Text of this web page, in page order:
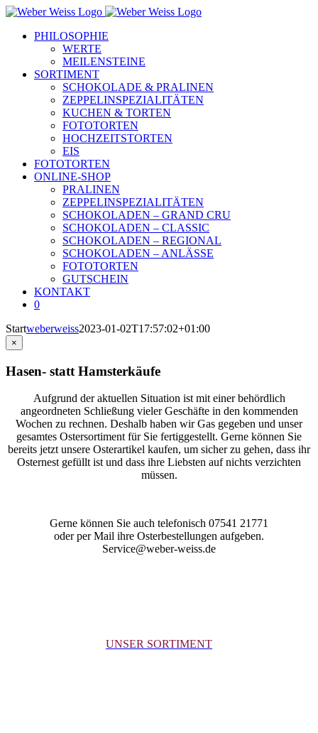
Skip
contentPHILOSOPHIE
WERTE
MEILENSTEINE
SORTIMENT
SCHOKOLADE & PRALINEN
ZEPPELINSPEZIALITÄTEN
KUCHEN & TORTEN
FOTOTORTEN
HOCHZEITSTORTEN
EIS
FOTOTORTEN
ONLINE-SHOP
PRALINEN
ZEPPELINSPEZIALITÄTEN
SCHOKOLADEN – GRAND CRU
SCHOKOLADEN – CLASSIC
SCHOKOLADEN – REGIONAL
SCHOKOLADEN – ANLÄSSE
FOTOTORTEN
GUTSCHEIN
KONTAKT
0
Startweberweiss2023-01-02T17:57:02+01:00
×
Hasen- statt Hamsterkäufe
Aufgrund der aktuellen Situation ist mit einer behördlich
angeordneten Schließung vieler Geschäfte in den kommenden
Wochen zu rechnen. Deshalb haben wir Gas gegeben und unser
gesamtes Ostersortiment für Sie fertiggestellt. Gerne können Sie
bereits jetzt unsere Osterartikel kaufen, um sicher zu gehen, dass ihr
Osternest gefüllt ist und dass ihre Liebsten auf nichts verzichten
müssen.
Gerne können Sie auch telefonisch 07541 21771
oder per Mail ihre Osterbestellungen aufgeben.
Service@weber-weiss.de
UNSER SORTIMENT